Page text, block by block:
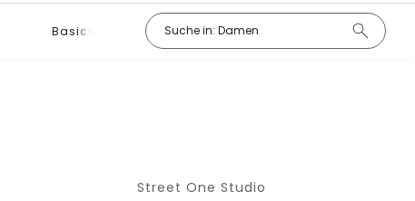
Basics
Street One Studio